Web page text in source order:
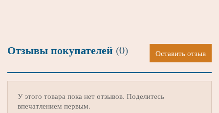
Отзывы покупателей (0) Оставить отзыв
У этого товара пока нет отзывов. Поделитесь
впечатлением первым.